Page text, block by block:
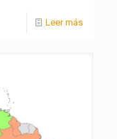
Leer más